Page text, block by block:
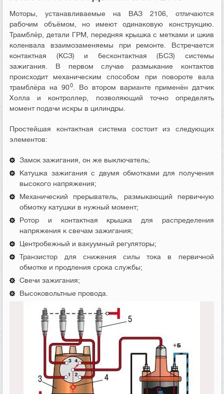
Моторы, устанавливаемые на ВАЗ 2106, отличаются
рабочим объёмом, но имеют одинаковую конструкцию.
Трамблёр, детали ГРМ, передняя крышка с метками и шкив
коленвала взаимозаменяемы при ремонте. Встречается
контактная (КСЗ) и бесконтактная (БСЗ) системы
зажигания. В первом случае размыкание контактов
происходит механическим способом при повороте вала
трамблёра на 900. Во втором варианте применён датчик
Холла и контроллер, позволяющий точно определять
момент подачи искры в цилиндры.
Простейшая контактная система состоит из следующих
элементов:
Замок зажигания, он же выключатель;
Катушка зажигания с двумя обмотками для получения
высокого напряжения;
Механический прерыватель, размыкающий первичную
обмотку катушки в нужный момент;
Ротор и контактная крышка для распределения
напряжения к свечам зажигания;
Центробежный и вакуумный регуляторы;
Транзистор для снижения силы тока в первичной
обмотке и продления срока службы;
Свечи зажигания;
Высоковольтные провода.